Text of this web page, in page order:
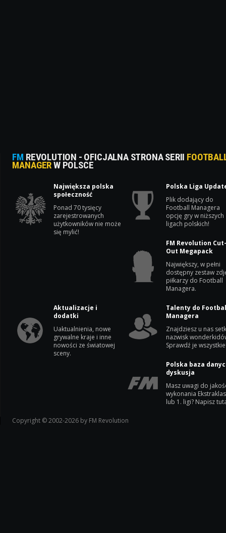
FM REVOLUTION - OFICJALNA STRONA SERII
MANAGERW POLSCE
Największa polska
społeczność
Ponad 70 tysięcy
zarejestrowanych
użytkowników nie może
się mylić!
Polska Liga
Plik dodający do
Football Managera
opcję gry w niższych
ligach polskich!
FM Revolution
Out Megapack
Największy, w pełni
dostępny zestaw
piłkarzy do Football
Managera.
Aktualizacje i
dodatki
Uaktualnienia, nowe
grywalne kraje i inne
nowości ze światowej
sceny.
Talenty do
Managera
Znajdziesz u nas
nazwisk
Sprawdź je
Polska baza
dyskusja
Masz uwagi do
wykonania
lub 1. ligi? Napisz
Copyright © 2002-2026 by FM Revolution